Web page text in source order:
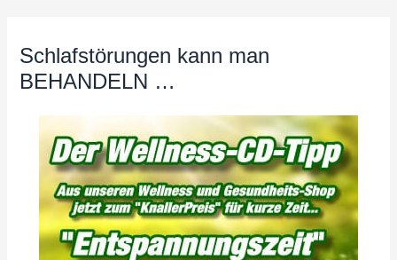
Schlafstörungen kann man
BEHANDELN …